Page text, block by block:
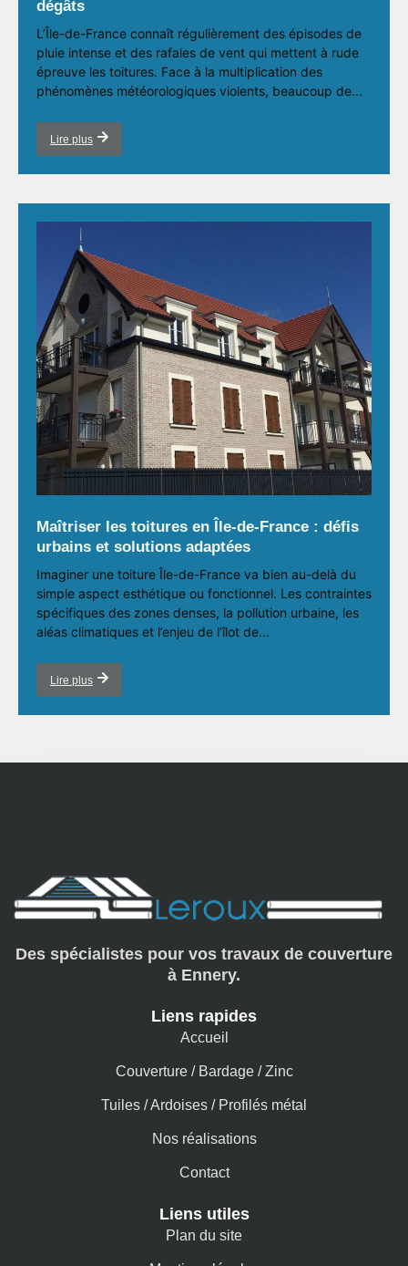
dégâts
L’Île-de-France connaît régulièrement des épisodes de
pluie intense et des rafales de vent qui mettent à rude
épreuve les toitures. Face à la multiplication des
phénomènes météorologiques violents, beaucoup de...
Lire plus
Maîtriser les toitures en Île-de-France : défis
urbains et solutions adaptées
Imaginer une toiture Île-de-France va bien au-delà du
simple aspect esthétique ou fonctionnel. Les contraintes
spécifiques des zones denses, la pollution urbaine, les
aléas climatiques et l’enjeu de l’îlot de...
Lire plus
Des spécialistes pour vos travaux de couverture
à Ennery.
Liens rapides
Accueil
Couverture / Bardage / Zinc
Tuiles / Ardoises / Profilés métal
Nos réalisations
Contact
Liens utiles
Plan du site